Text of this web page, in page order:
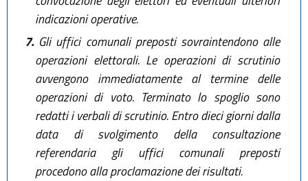
indicazioni operative.
7.Gli uffici comunali preposti sovraintendono alle
operazioni elettorali. Le operazioni di scrutinio
avvengono immediatamente al termine delle
operazioni di voto. Terminato lo spoglio sono
redatti i verbali di scrutinio. Entro dieci giorni dalla
data di svolgimento della consultazione
referendaria gli uffici comunali preposti
procedono alla proclamazione dei risultati.